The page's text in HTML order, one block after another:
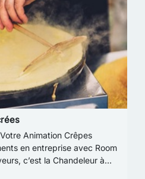
Animation Crêpes
en entreprise avec Room
c’est la Chandeleur à